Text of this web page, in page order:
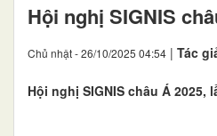
Hội nghị SIGNIS
Chủ nhật - 26/10/2025 04:54 | Tác
Hội nghị SIGNIS châu Á 2025,